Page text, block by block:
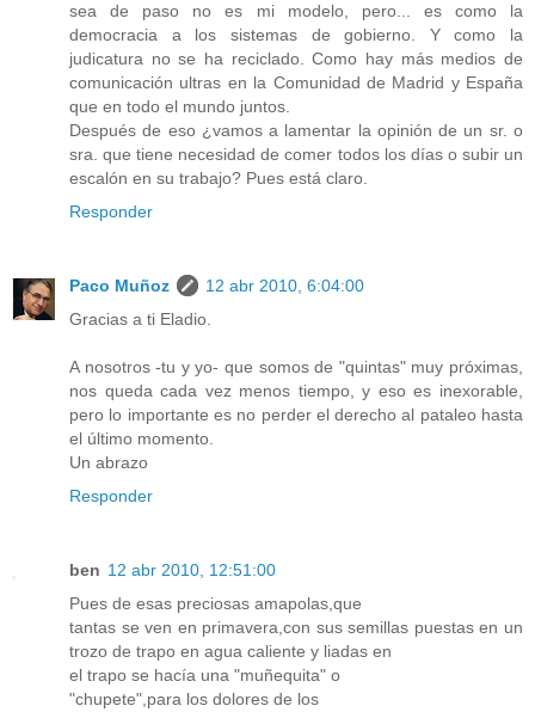
sea de paso no es mi modelo, pero... es como la
democracia a los sistemas de gobierno. Y como la
judicatura no se ha reciclado. Como hay más medios de
comunicación ultras en la Comunidad de Madrid y España
que en todo el mundo juntos.
Después de eso ¿vamos a lamentar la opinión de un sr. o
sra. que tiene necesidad de comer todos los días o subir un
escalón en su trabajo? Pues está claro.
Responder
Paco Muñoz
12 abr 2010, 6:04:00
Gracias a ti Eladio.
A nosotros -tu y yo- que somos de "quintas" muy próximas,
nos queda cada vez menos tiempo, y eso es inexorable,
pero lo importante es no perder el derecho al pataleo hasta
el último momento.
Un abrazo
Responder
ben 12 abr 2010, 12:51:00
Pues de esas preciosas amapolas,que
tantas se ven en primavera,con sus semillas puestas en un
trozo de trapo en agua caliente y liadas en
el trapo se hacía una "muñequita" o
"chupete",para los dolores de los